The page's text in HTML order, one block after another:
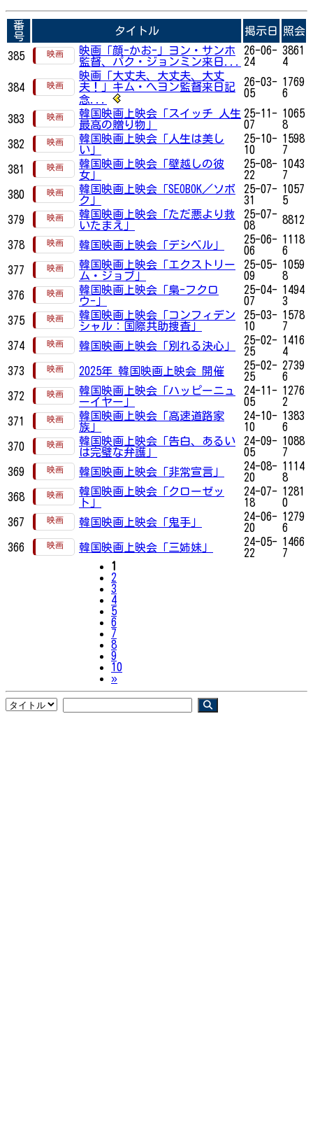
番
号
タイトル 掲示日 照会
385
映画「顔-かお-」ヨン・サンホ
監督、パク・ジョンミン来日...
26-06-
24
3861
4
384
映画「大丈夫、大丈夫、大丈
夫！」キム・へヨン監督来日記
念...
26-03-
05
1769
6
383
韓国映画上映会「スイッチ 人生
最高の贈り物」
25-11-
07
1065
8
382
韓国映画上映会「人生は美し
い」
25-10-
10
1598
7
381
韓国映画上映会「壁越しの彼
女」
25-08-
22
1043
7
380
韓国映画上映会「SEOBOK／ソボ
ク」
25-07-
31
1057
5
379
韓国映画上映会「ただ悪より救
いたまえ」
25-07-
08
8812
378 韓国映画上映会「デシベル」
25-06-
06
1118
6
377
韓国映画上映会「エクストリー
ム・ジョブ」
25-05-
09
1059
8
376
韓国映画上映会「梟-フクロ
ウ-」
25-04-
07
1494
3
375
韓国映画上映会「コンフィデン
シャル：国際共助捜査」
25-03-
10
1578
7
374
韓国映画上映会「別れる決心」
25-02-
25
1416
4
373
2025年 韓国映画上映会 開催
25-02-
25
2739
6
372
韓国映画上映会「ハッピーニュ
ーイヤー」
24-11-
05
1276
2
371
韓国映画上映会「高速道路家
族」
24-10-
10
1383
6
370
韓国映画上映会「告白、あるい
は完璧な弁護」
24-09-
05
1088
7
369
韓国映画上映会「非常宣言」
24-08-
20
1114
8
368
韓国映画上映会「クローゼッ
ト」
24-07-
18
1281
0
367
韓国映画上映会「鬼手」
24-06-
20
1279
6
366
韓国映画上映会「三姉妹」
24-05-
22
1466
7
1
2
3
4
5
6
7
8
9
10
»Next